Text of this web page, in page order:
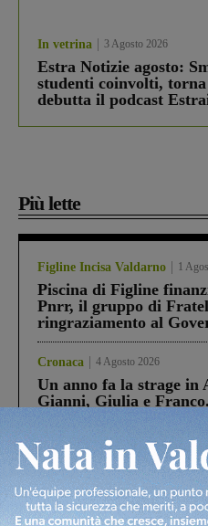
In vetrina 3 Agosto 2026
Estra Notizie agosto:
studenti coinvolti,
debutta il podcast
Più lette
Figline Incisa Valdarno 1
Piscina di Figline
Pnrr, il gruppo di
ringraziamento al
Cronaca 4 Agosto 2026
Un anno fa la strage in
Gianni, Giulia e
processo, lo stop ai
Cronaca 3 Agosto 2026
Scomparso da una
Fiorentino l’uomo che
Levane nel 2020